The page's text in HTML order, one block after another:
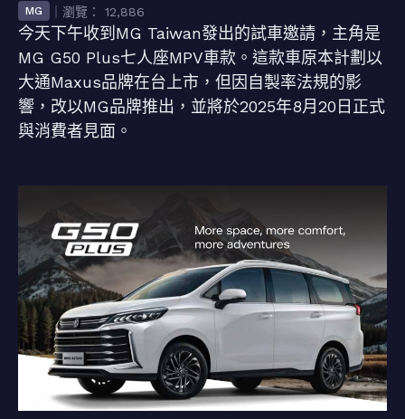
MG ｜瀏覽： 12,886
今天下午收到MG Taiwan發出的試車邀請，主角是
MG G50 Plus七人座MPV車款。這款車原本計劃以
大通Maxus品牌在台上市，但因自製率法規的影
響，改以MG品牌推出，並將於2025年8月20日正式
與消費者見面。